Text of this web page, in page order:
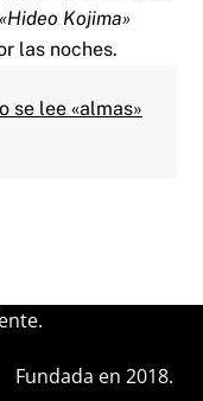
«Hideo Kojima»
las noches.
se lee «almas»
Fundada en 2018.